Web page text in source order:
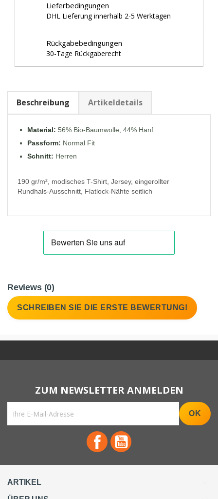
Lieferbedingungen
DHL Lieferung innerhalb 2-5 Werktagen
Rückgabebedingungen
30-Tage Rückgaberecht
Beschreibung Artikeldetails
Material: 56% Bio-Baumwolle, 44% Hanf
Passform: Normal Fit
Schnitt: Herren
190 gr/m², modisches T-Shirt, Jersey, eingerollter
Rundhals-Ausschnitt, Flatlock-Nähte seitlich
Reviews (0)
SCHREIBEN SIE DIE ERSTE BEWERTUNG!
Facebook
ARTIKEL